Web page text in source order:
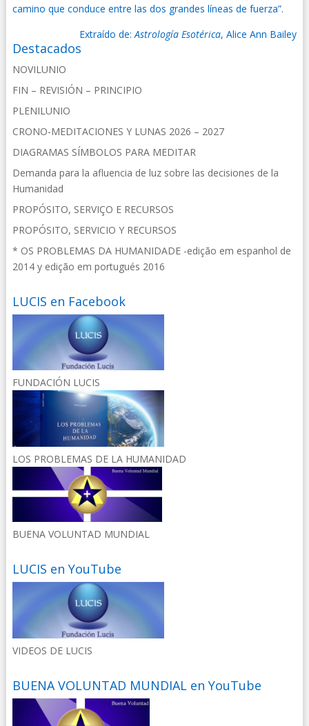
camino que conduce entre las dos grandes líneas de fuerza”.
Extraído de:Astrología Esotérica, Alice Ann Bailey
Destacados
NOVILUNIO
FIN – REVISIÓN – PRINCIPIO
PLENILUNIO
CRONO-MEDITACIONES Y LUNAS 2026 – 2027
DIAGRAMAS SÍMBOLOS PARA MEDITAR
Demanda para la afluencia de luz sobre las decisiones de la
Humanidad
PROPÓSITO, SERVIÇO E RECURSOS
PROPÓSITO, SERVICIO Y RECURSOS
* OS PROBLEMAS DA HUMANIDADE -edição em espanhol de
2014 y edição em portugués 2016
LUCIS en Facebook
FUNDACIÓN LUCIS
LOS PROBLEMAS DE LA HUMANIDAD
BUENA VOLUNTAD MUNDIAL
LUCIS en YouTube
VIDEOS DE LUCIS
BUENA VOLUNTAD MUNDIAL en YouTube